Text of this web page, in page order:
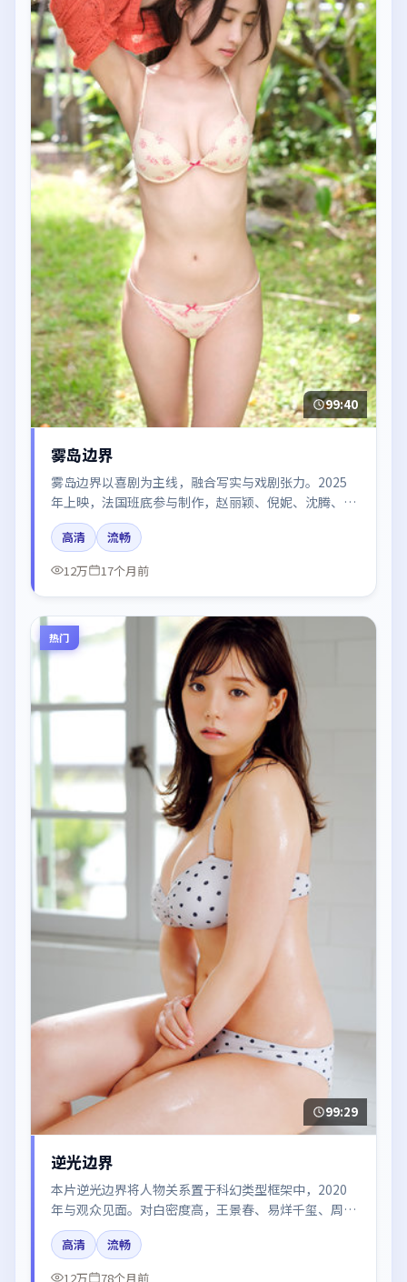
99:40
雾岛边界
雾岛边界以喜剧为主线，融合写实与戏剧张力。2025
年上映，法国班底参与制作，赵丽颖、倪妮、沈腾、白
宇、杨幂在片中呈现细腻表演，影像风格统一，配乐与
剪辑强化了情绪曲线。
高清
流畅
12万
17个月前
热门
99:29
逆光边界
本片逆光边界将人物关系置于科幻类型框架中，2020
年与观众见面。对白密度高，王景春、易烊千玺、周
迅、河正宇、廖凡的台词节奏值得关注；整体气质偏美
国都市与冷色调摄影。
高清
流畅
12万
78个月前